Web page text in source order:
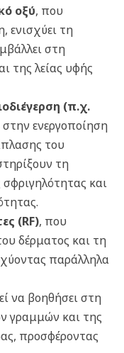
οξύ, που
ενισχύει τη
στη
της λείας υφής
(π.χ.
ενεργοποίηση
του
τη
και
(RF), που
δέρματος και τη
παράλληλα
να βοηθήσει στη
γραμμών και της
προσφέροντας